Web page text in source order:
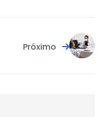
Próximo